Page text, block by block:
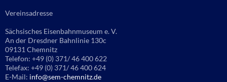
Vereinsadresse
Sächsisches Eisenbahnmuseum e. V.
An der Dresdner Bahnlinie 130c
09131 Chemnitz
Telefon: +49 (0) 371/ 46 400 622
Telefax: +49 (0) 371/ 46 400 624
E-Mail: info@sem-chemnitz.de